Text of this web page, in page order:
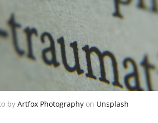
by Artfox Photographyon Unsplash